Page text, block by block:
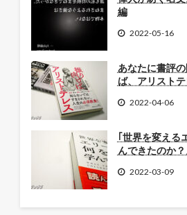
編
2022-05-16
あなたに書評
ば、アリスト
2022-04-06
｢世界を変える
んできたのか？
2022-03-09